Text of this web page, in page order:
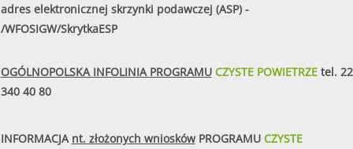
adres elektronicznej skrzynki podawczej (ASP) -
/WFOSIGW/SkrytkaESP
OGÓLNOPOLSKA INFOLINIA PROGRAMUCZYSTE POWIETRZEtel. 22
340 40 80
INFORMACJA nt. złożonych wnioskówPROGRAMU CZYSTE